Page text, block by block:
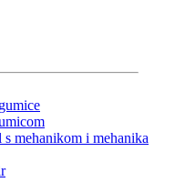
mehanikom i mehanika